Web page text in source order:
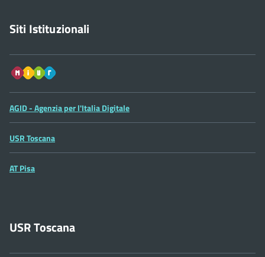
Siti Istituzionali
AGID - Agenzia per l'Italia Digitale
USR Toscana
AT Pisa
USR Toscana